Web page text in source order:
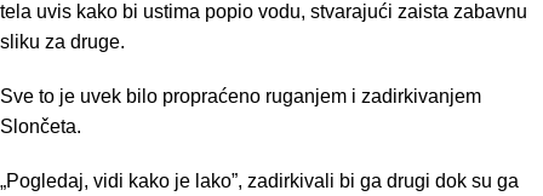
tela uvis kako bi ustima popio vodu, stvarajući zaista zabavnu
sliku za druge.
Sve to je uvek bilo propraćeno ruganjem i zadirkivanjem
Slončeta.
„Pogledaj, vidi kako je lako”, zadirkivali bi ga drugi dok su ga